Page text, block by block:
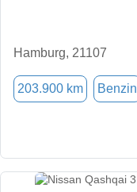
Hamburg, 21107
203.900 km Benzin